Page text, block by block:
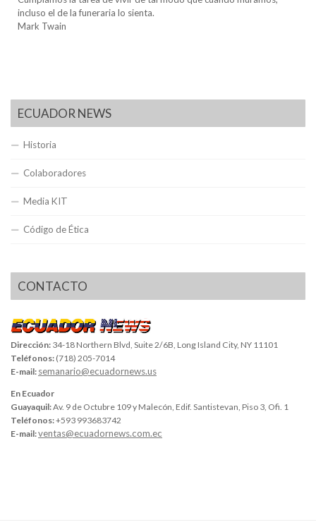
incluso el de la funeraria lo sienta.
Mark Twain
ECUADOR NEWS
Historia
Colaboradores
Media KIT
Código de Ética
CONTACTO
Dirección: 34-18 Northern Blvd, Suite 2/6B, Long Island City, NY 11101
Teléfonos: (718) 205-7014
E-mail: semanario@ecuadornews.us
En Ecuador
Guayaquil:Av. 9 de Octubre 109 y Malecón, Edif. Santistevan, Piso 3, Ofi. 1
Teléfonos:+593 993683742
E-mail:ventas@ecuadornews.com.ec